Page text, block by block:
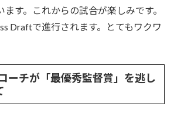
す。これからの試合が楽しみです。
Draftで進行されます。とてもワクワ
ーチが「最優秀監督賞」を逃し